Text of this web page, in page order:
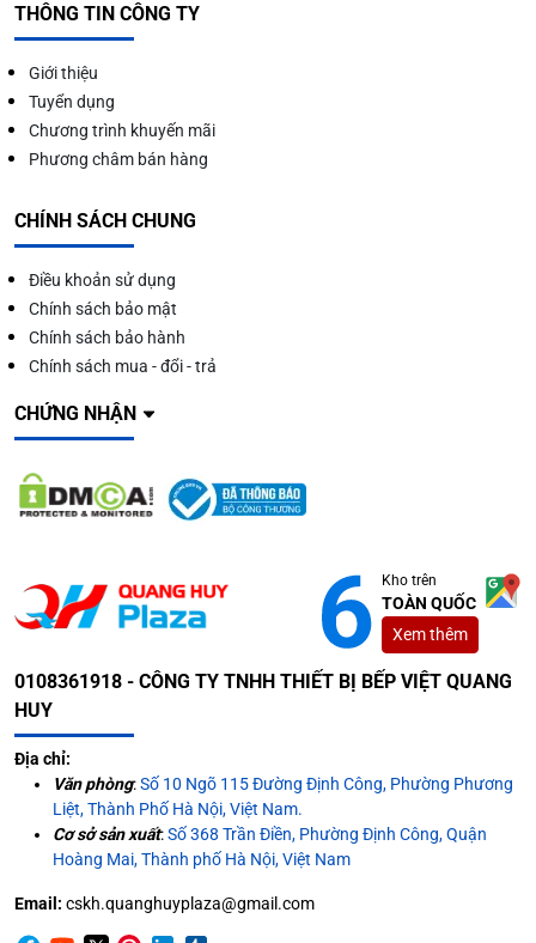
THÔNG TIN CÔNG TY
Giới thiệu
Tuyển dụng
Chương trình khuyến mãi
Phương châm bán hàng
CHÍNH SÁCH CHUNG
Điều khoản sử dụng
Chính sách bảo mật
Chính sách bảo hành
Chính sách mua - đổi - trả
CHỨNG NHẬN
Kho trên
TOÀN QUỐC
Xem thêm
0108361918 - CÔNG TY TNHH THIẾT BỊ BẾP VIỆT QUANG
HUY
Địa chỉ:
Văn phòng:Số 10 Ngõ 115 Đường Định Công, Phường Phương
Liệt, Thành Phố Hà Nội, Việt Nam.
Cơ sở sản xuất:Số 368 Trần Điền, Phường Định Công, Quận
Hoàng Mai, Thành phố Hà Nội, Việt Nam
Email: cskh.quanghuyplaza@gmail.com